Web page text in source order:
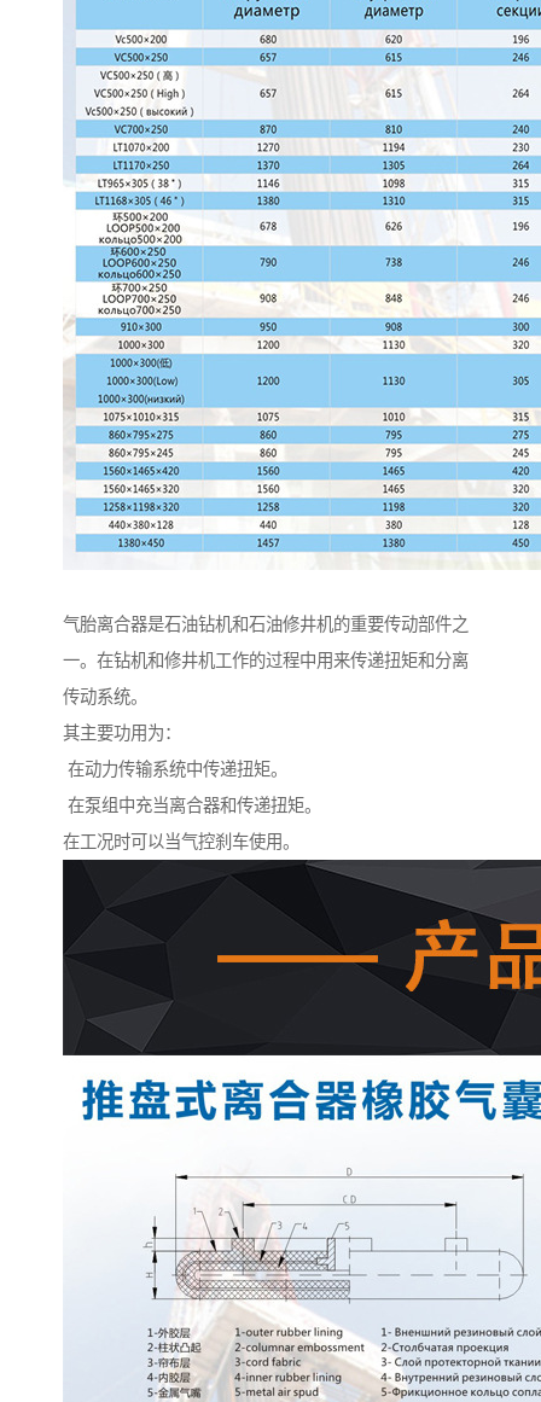
气胎离合器是石油钻机和石油修井机的重要传动部件之
一。在钻机和修井机工作的过程中用来传递扭矩和分离
传动系统。
其主要功用为：
在动力传输系统中传递扭矩。
在泵组中充当离合器和传递扭矩。
在工况时可以当气控刹车使用。